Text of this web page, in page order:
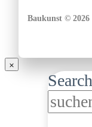
Baukunst © 2026
Search